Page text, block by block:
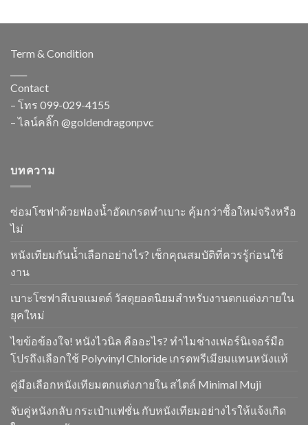
Term & Condition
Contact
– โทร 099-029-4155
– ไลน์คลิ๊ก @goldendragonpvc
บทความ
ซ่อมโซฟาด้วยฟองน้ำอัดเกรดทำเบาะ คุ้มกว่าซื้อใหม่จริงหรือ
ไม่
หนังเทียมกันน้ำเลือกอย่างไร? เช็กคุณสมบัติที่ควรรู้ก่อนใช้
งาน
เบาะโซฟาสีเบจแมตต์ วัสดุยอดนิยมสำหรับงานตกแต่งภายใน
ยุคใหม่
ไขข้อข้องใจ! หนังไวนิล คืออะไร? ทำไมช่างเฟอร์นิเจอร์มือ
โปรถึงเลือกใช้ Polyvinyl Chloride เกรดพรีเมียมแทนหนังแท้
คู่มือเลือกหนังเทียมตกแต่งภายใน สไตล์ Minimal Muji
จับคู่หนังกลับ กระเป๋าแฟชั่น กับหนังเทียมอย่างไรให้แจ้งเกิด